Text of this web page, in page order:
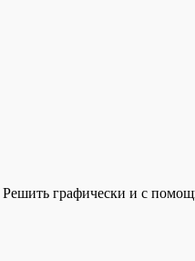
графически и с